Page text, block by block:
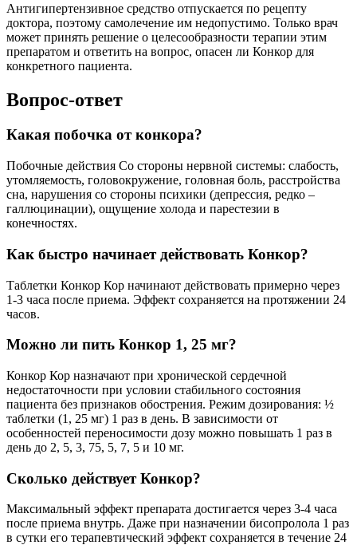
Антигипертензивное средство отпускается по рецепту
доктора, поэтому самолечение им недопустимо. Только врач
может принять решение о целесообразности терапии этим
препаратом и ответить на вопрос, опасен ли Конкор для
конкретного пациента.
Вопрос-ответ
Какая побочка от конкора?
Побочные действия Со стороны нервной системы: слабость,
утомляемость, головокружение, головная боль, расстройства
сна, нарушения со стороны психики (депрессия, редко –
галлюцинации), ощущение холода и парестезии в
конечностях.
Как быстро начинает действовать Конкор?
Таблетки Конкор Кор начинают действовать примерно через
1-3 часа после приема. Эффект сохраняется на протяжении 24
часов.
Можно ли пить Конкор 1, 25 мг?
Конкор Кор назначают при хронической сердечной
недостаточности при условии стабильного состояния
пациента без признаков обострения. Режим дозирования: ½
таблетки (1, 25 мг) 1 раз в день. В зависимости от
особенностей переносимости дозу можно повышать 1 раз в
день до 2, 5, 3, 75, 5, 7, 5 и 10 мг.
Сколько действует Конкор?
Максимальный эффект препарата достигается через 3-4 часа
после приема внутрь. Даже при назначении бисопролола 1 раз
в сутки его терапевтический эффект сохраняется в течение 24